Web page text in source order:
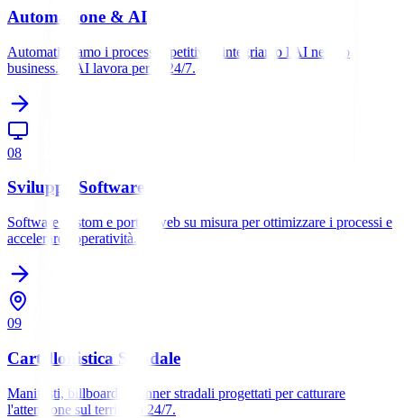
Automazione & AI
Automatizziamo i processi ripetitivi e integriamo l'AI nel tuo
business. L'AI lavora per te 24/7.
08
Sviluppo Software
Software custom e portali web su misura per ottimizzare i processi e
accelerare l'operatività.
09
Cartellonistica Stradale
Manifesti, billboard e banner stradali progettati per catturare
l'attenzione sul territorio 24/7.